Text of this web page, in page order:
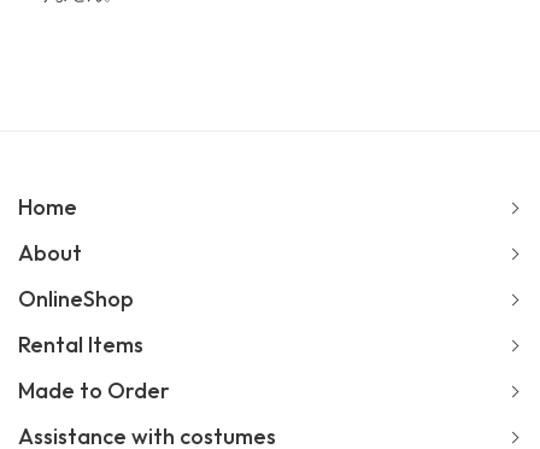
Home
About
OnlineShop
Rental Items
Made to Order
Assistance with costumes